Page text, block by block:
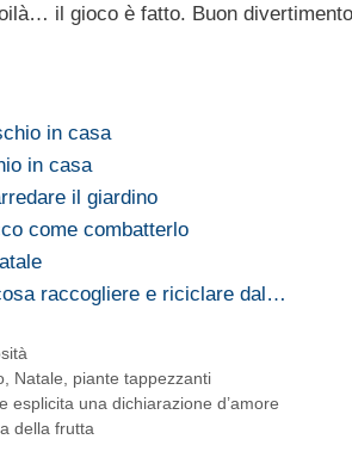
il gioco è fatto. Buon
in casa
in casa
il giardino
come combatterlo
raccogliere e riciclare dal…
, Natale
piante tappezzanti
esplicita una dichiarazione d’amore
della frutta